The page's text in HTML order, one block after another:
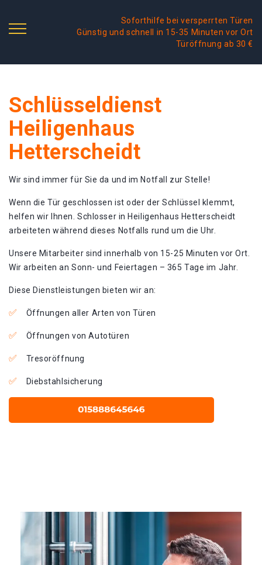
Soforthilfe bei versperrten Türen
Günstig und schnell in 15-35 Minuten vor Ort
Türöffnung ab 30 €
Schlüsseldienst
Heiligenhaus
Hetterscheidt
Wir sind immer für Sie da und im Notfall zur Stelle!
Wenn die Tür geschlossen ist oder der Schlüssel klemmt,
helfen wir Ihnen. Schlosser in Heiligenhaus Hetterscheidt
arbeiteten während dieses Notfalls rund um die Uhr.
Unsere Mitarbeiter sind innerhalb von 15-25 Minuten vor Ort.
Wir arbeiten an Sonn- und Feiertagen – 365 Tage im Jahr.
Diese Dienstleistungen bieten wir an:
Öffnungen aller Arten von Türen
Öffnungen von Autotüren
Tresoröffnung
Diebstahlsicherung